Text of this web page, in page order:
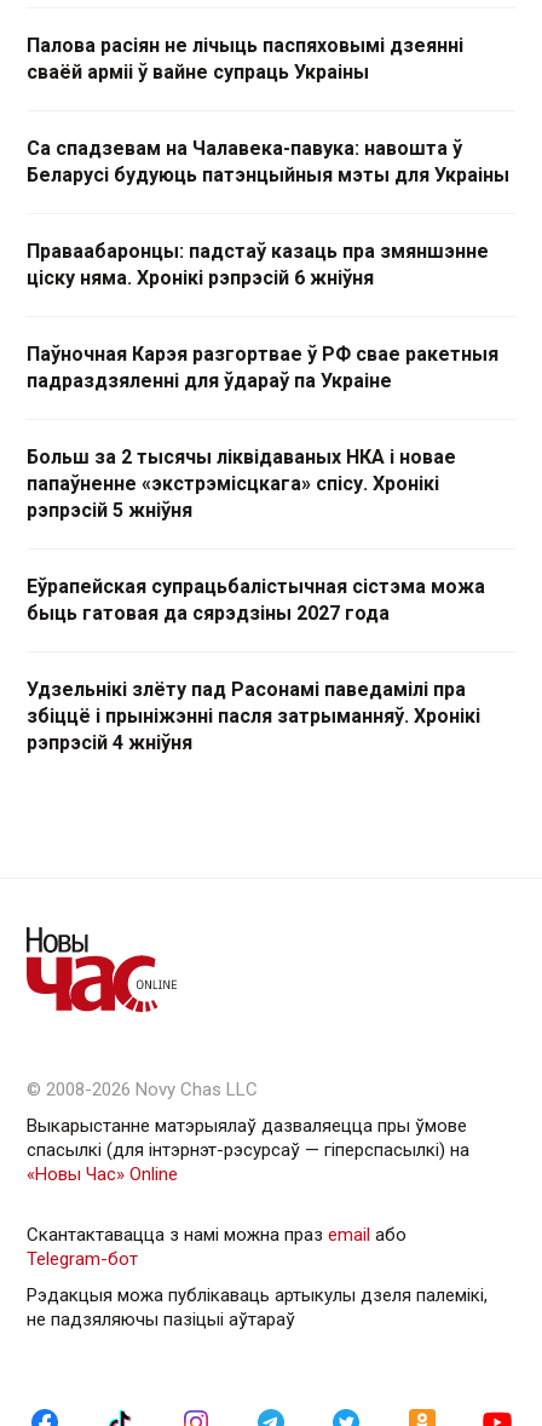
Палова расіян не лічыць паспяховымі дзеянні
сваёй арміі ў вайне супраць Украіны
Са спадзевам на Чалавека-павука: навошта ў
Беларусі будуюць патэнцыйныя мэты для Украіны
Праваабаронцы: падстаў казаць пра змяншэнне
ціску няма. Хронікі рэпрэсій 6 жніўня
Паўночная Карэя разгортвае ў РФ свае ракетныя
падраздзяленні для ўдараў па Украіне
Больш за 2 тысячы ліквідаваных НКА і новае
папаўненне «экстрэмісцкага» спісу. Хронікі
рэпрэсій 5 жніўня
Еўрапейская супрацьбалістычная сістэма можа
быць гатовая да сярэдзіны 2027 года
Удзельнікі злёту пад Расонамі паведамілі пра
збіццё і прыніжэнні пасля затрыманняў. Хронікі
рэпрэсій 4 жніўня
© 2008-2026 Novy Chas LLC
Выкарыстанне матэрыялаў дазваляецца пры ўмове
спасылкі (для інтэрнэт-рэсурсаў — гiперспасылкi) на
«Новы Час» Online
Скантактавацца з намі можна праз email або
Telegram-бот
Рэдакцыя можа публікаваць артыкулы дзеля палемікі,
не падзяляючы пазіцыі аўтараў